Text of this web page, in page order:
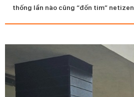
thống lần nào cũng “đốn tim” netizen